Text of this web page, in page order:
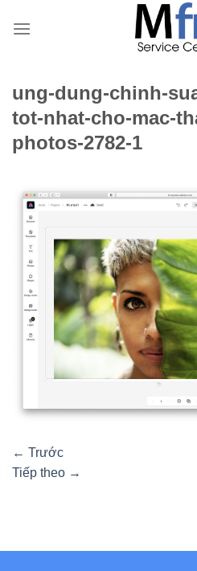
qua
ung-dung-chinh-
tot-nhat-cho-mac-
photos-2782-1
← Trước
Tiếp theo →